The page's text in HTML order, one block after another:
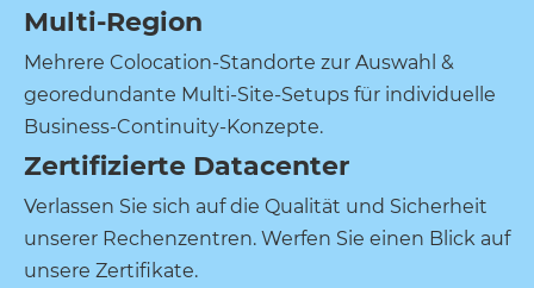
Multi-Region
Mehrere Colocation-Standorte zur Auswahl &
georedundante Multi-Site-Setups für individuelle
Business-Continuity-Konzepte.
Zertifizierte Datacenter
Verlassen Sie sich auf die Qualität und Sicherheit
unserer Rechenzentren. Werfen Sie einen Blick auf
unsere Zertifikate.